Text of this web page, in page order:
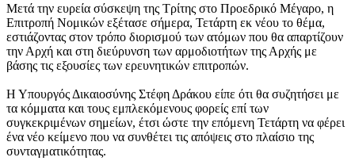
Μετά την ευρεία σύσκεψη της Τρίτης στο Προεδρικό Μέγαρο, η
Επιτροπή Νομικών εξέτασε σήμερα, Τετάρτη εκ νέου το θέμα,
εστιάζοντας στον τρόπο διορισμού των ατόμων που θα απαρτίζουν
την Αρχή και στη διεύρυνση των αρμοδιοτήτων της Αρχής με
βάσης τις εξουσίες των ερευνητικών επιτροπών.
Η Υπουργός Δικαιοσύνης Στέφη Δράκου είπε ότι θα συζητήσει με
τα κόμματα και τους εμπλεκόμενους φορείς επί των
συγκεκριμένων σημείων, έτσι ώστε την επόμενη Τετάρτη να φέρει
ένα νέο κείμενο που να συνθέτει τις απόψεις στο πλαίσιο της
συνταγματικότητας.